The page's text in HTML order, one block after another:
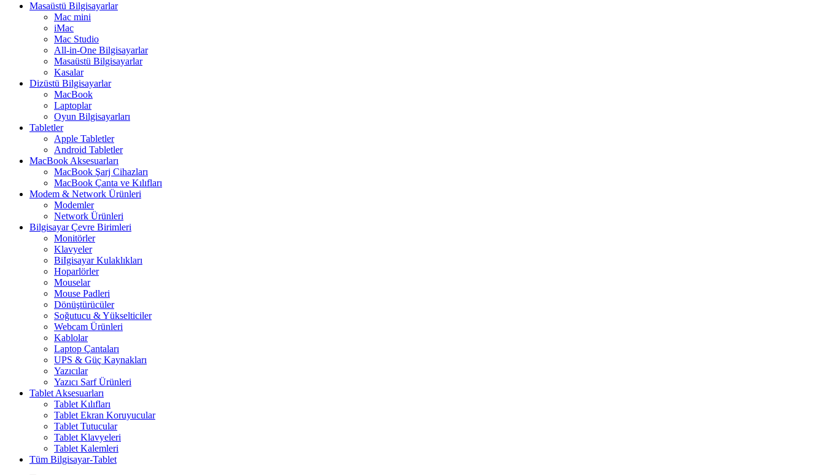
Masaüstü Bilgisayarlar
Mac mini
iMac
Mac Studio
All-in-One Bilgisayarlar
Masaüstü Bilgisayarlar
Kasalar
Dizüstü Bilgisayarlar
MacBook
Laptoplar
Oyun Bilgisayarları
Tabletler
Apple Tabletler
Android Tabletler
MacBook Aksesuarları
MacBook Şarj Cihazları
MacBook Çanta ve Kılıfları
Modem & Network Ürünleri
Modemler
Network Ürünleri
Bilgisayar Çevre Birimleri
Monitörler
Klavyeler
BiIgisayar Kulaklıkları
Hoparlörler
Mouselar
Mouse Padleri
Dönüştürücüler
Soğutucu & Yükselticiler
Webcam Ürünleri
Kablolar
Laptop Çantaları
UPS & Güç Kaynakları
Yazıcılar
Yazıcı Sarf Ürünleri
Tablet Aksesuarları
Tablet Kılıfları
Tablet Ekran Koruyucular
Tablet Tutucular
Tablet Klavyeleri
Tablet Kalemleri
Tüm Bilgisayar-Tablet